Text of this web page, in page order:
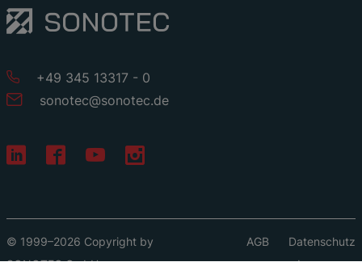
+49 345 13317 - 0
sonotec@sonotec.de
© 1999–2026 Copyright by
AGB
Datenschutz